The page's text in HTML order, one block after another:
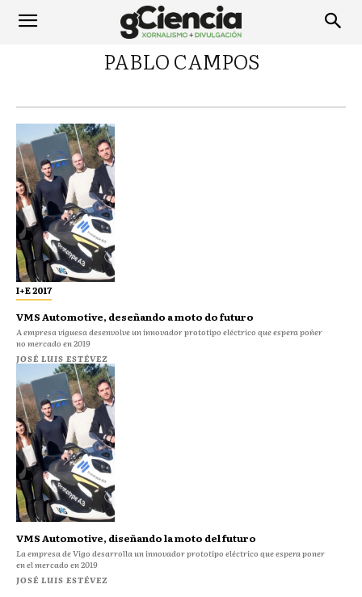
PABLO CAMPOS
I+E 2017
VMS Automotive, deseñando a moto do futuro
A empresa viguesa desenvolve un innovador prototipo eléctrico que espera poñer
no mercado en 2019
JOSÉ LUIS ESTÉVEZ
VMS Automotive, diseñando la moto del futuro
La empresa de Vigo desarrolla un innovador prototipo eléctrico que espera poner
en el mercado en 2019
JOSÉ LUIS ESTÉVEZ